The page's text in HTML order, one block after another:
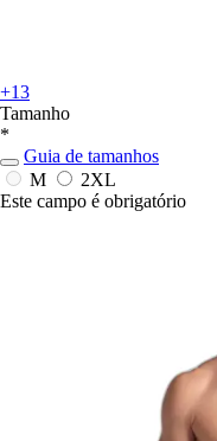
+13
Tamanho
*
Guia de tamanhos
M
2XL
Este campo é obrigatório